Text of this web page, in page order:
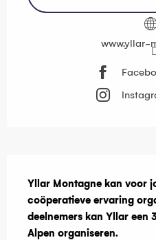
www.yllar-
Yllar Montagne kan voor
coöperatieve ervaring
deelnemers kan Yllar een
Alpen organiseren.